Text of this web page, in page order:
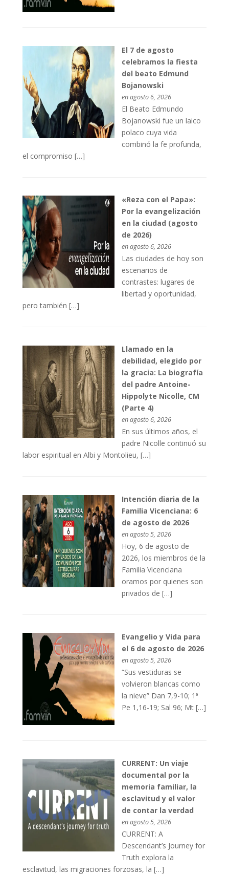
El 7 de agosto
celebramos la fiesta
del beato Edmund
Bojanowski
en agosto 6, 2026
El Beato Edmundo
Bojanowski fue un laico
polaco cuya vida
combinó la fe profunda,
el compromiso […]
«Reza con el Papa»:
Por la evangelización
en la ciudad (agosto
de 2026)
en agosto 6, 2026
Las ciudades de hoy son
escenarios de
contrastes: lugares de
libertad y oportunidad,
pero también […]
Llamado en la
debilidad, elegido por
la gracia: La biografía
del padre Antoine-
Hippolyte Nicolle, CM
(Parte 4)
en agosto 6, 2026
En sus últimos años, el
padre Nicolle continuó su
labor espiritual en Albi y Montolieu, […]
Intención diaria de la
Familia Vicenciana: 6
de agosto de 2026
en agosto 5, 2026
Hoy, 6 de agosto de
2026, los miembros de la
Familia Vicenciana
oramos por quienes son
privados de […]
Evangelio y Vida para
el 6 de agosto de 2026
en agosto 5, 2026
“Sus vestiduras se
volvieron blancas como
la nieve” Dan 7,9-10; 1ª
Pe 1,16-19; Sal 96; Mt […]
CURRENT: Un viaje
documental por la
memoria familiar, la
esclavitud y el valor
de contar la verdad
en agosto 5, 2026
CURRENT: A
Descendant’s Journey for
Truth explora la
esclavitud, las migraciones forzosas, la […]